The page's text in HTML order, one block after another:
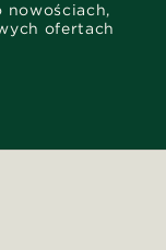
nowościach,
ofertach